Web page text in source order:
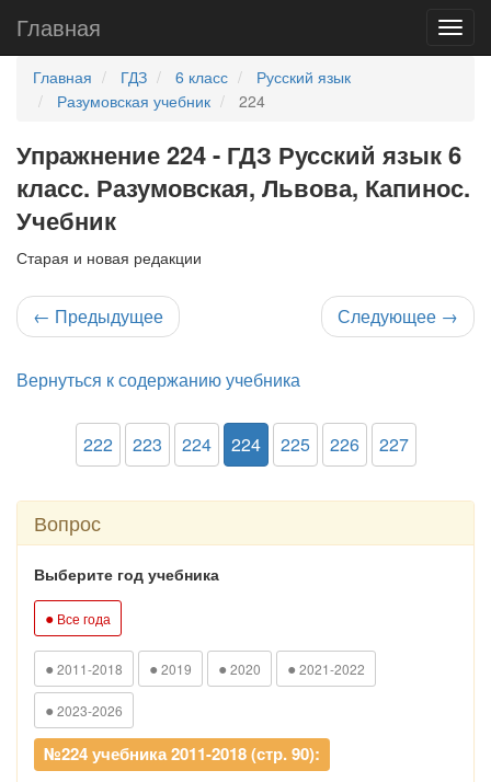
Главная
Главная ГДЗ 6 класс
Русский язык
Разумовская учебник
224
Упражнение 224 - ГДЗ Русский язык 6
класс. Разумовская, Львова, Капинос.
Учебник
Старая и новая редакции
← Предыдущее Следующее →
Вернуться к содержанию учебника
222 223 224 224 225 226 227
Вопрос
Выберите год учебника
● Все года
● 2011-2018 ● 2019 ● 2020 ● 2021-2022
● 2023-2026
№224 учебника 2011-2018 (стр. 90):